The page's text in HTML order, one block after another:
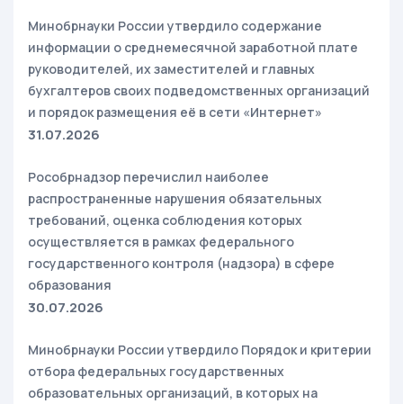
Минобрнауки России утвердило содержание
информации о среднемесячной заработной плате
руководителей, их заместителей и главных
бухгалтеров своих подведомственных организаций
и порядок размещения её в сети «Интернет»
31.07.2026
Рособрнадзор перечислил наиболее
распространенные нарушения обязательных
требований, оценка соблюдения которых
осуществляется в рамках федерального
государственного контроля (надзора) в сфере
образования
30.07.2026
Минобрнауки России утвердило Порядок и критерии
отбора федеральных государственных
образовательных организаций, в которых на